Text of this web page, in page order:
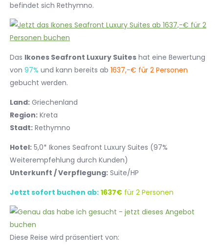
befindet sich Rethymno.
Das Ikones Seafront Luxury Suites hat eine Bewertung
von 97% und kann bereits ab 1637,-€ für 2 Personen
gebucht werden.
Land: Griechenland
Region: Kreta
Stadt: Rethymno
Hotel: 5,0* Ikones Seafront Luxury Suites (97%
Weiterempfehlung durch Kunden)
Unterkunft / Verpflegung: Suite/HP
Jetzt sofort buchen ab: 1637€ für 2 Personen
Diese Reise wird präsentiert von: